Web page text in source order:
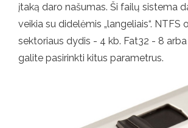
įtaką daro našumas. Ši failų sistema
veikia su didelėmis „langeliais“. NTFS
sektoriaus dydis - 4 kb. Fat32 - 8
galite pasirinkti kitus parametrus.